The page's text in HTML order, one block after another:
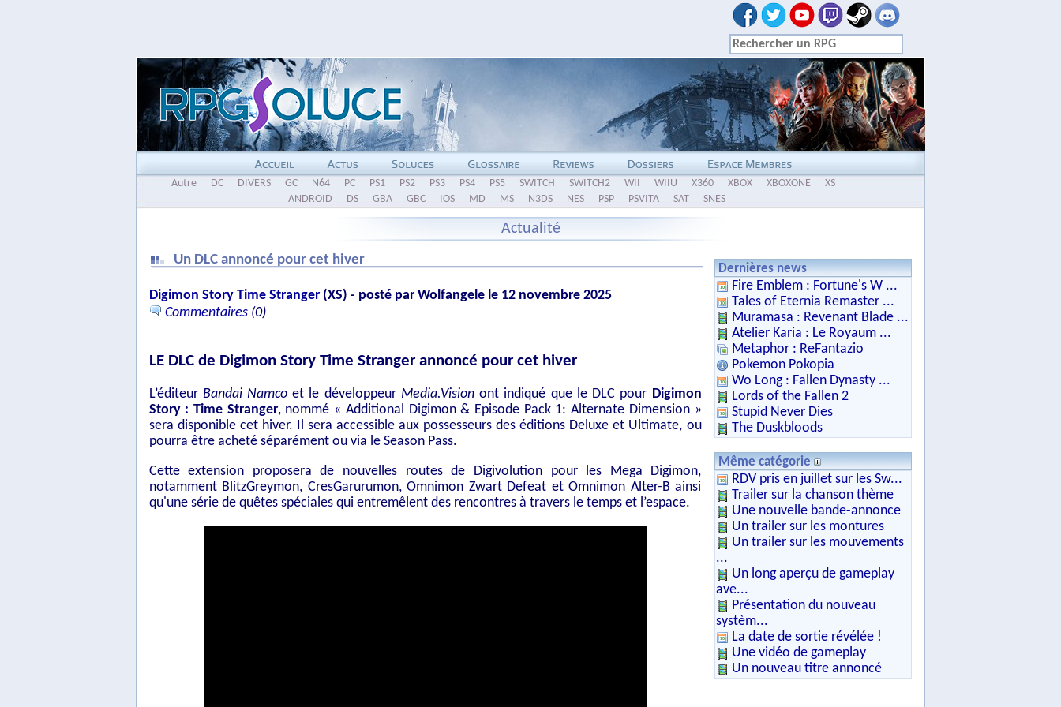
Autre DC DIVERS GC N64 PC PS1 PS2 PS3 PS4 PS5 SWITCH SWITCH2 WII WIIU X360 XBOX XBOXONE
XS
ANDROID
DS GBA GBC IOS MD MS N3DS NES PSP PSVITA SAT SNES
Actualité
Un DLC annoncé pour cet hiver
Digimon Story Time Stranger(XS) - posté par Wolfangele le 12 novembre 2025
Commentaires(0)
LE DLC de Digimon Story Time Stranger annoncé pour cet hiver
L’éditeur Bandai Namcoet le développeur Media.Visionont indiqué que le DLC pour Digimon
Story : Time Stranger, nommé « Additional Digimon & Episode Pack 1: Alternate Dimension »
sera disponible cet hiver. Il sera accessible aux possesseurs des éditions Deluxe et Ultimate, ou
pourra être acheté séparément ou via le Season Pass.
Cette extension proposera de nouvelles routes de Digivolution pour les Mega Digimon,
notamment BlitzGreymon, CresGarurumon, Omnimon Zwart Defeat et Omnimon Alter-B ainsi
qu'une série de quêtes spéciales qui entremêlent des rencontres à travers le temps et l’espace.
Dernières news
Fire Emblem : Fortune's W ...
Tales of Eternia Remaster ...
Muramasa : Revenant Blade ...
Atelier Karia : Le Royaum ...
Metaphor : ReFantazio
Pokemon Pokopia
Wo Long : Fallen Dynasty ...
Lords of the Fallen 2
Stupid Never Dies
The Duskbloods
Même catégorie
RDV pris en juillet sur les Sw...
Trailer sur la chanson thème
Une nouvelle bande-annonce
Un trailer sur les montures
Un trailer sur les mouvements
...
Un long aperçu de gameplay
ave...
Présentation du nouveau
systèm...
La date de sortie révélée !
Une vidéo de gameplay
Un nouveau titre annoncé